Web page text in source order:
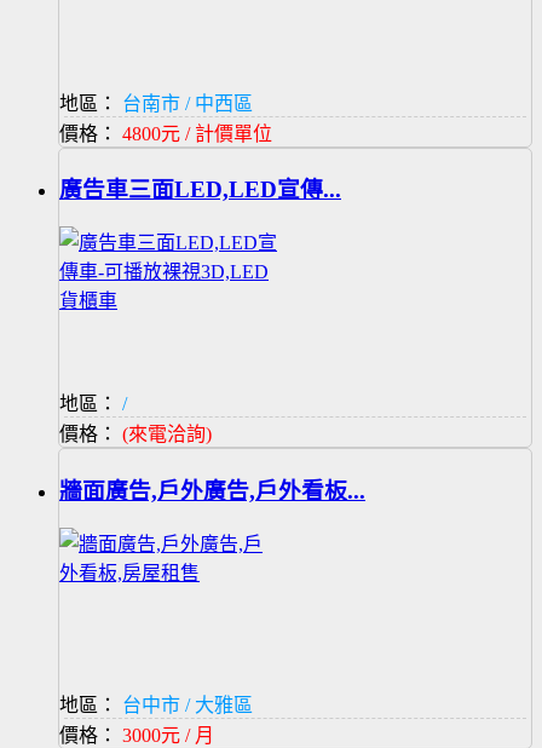
地區：
台南市 / 中西區
價格： 4800元 / 計價單位
廣告車三面LED,LED宣傳...
地區：
/
價格： (來電洽詢)
牆面廣告,戶外廣告,戶外看板...
地區：
台中市 / 大雅區
價格： 3000元 / 月